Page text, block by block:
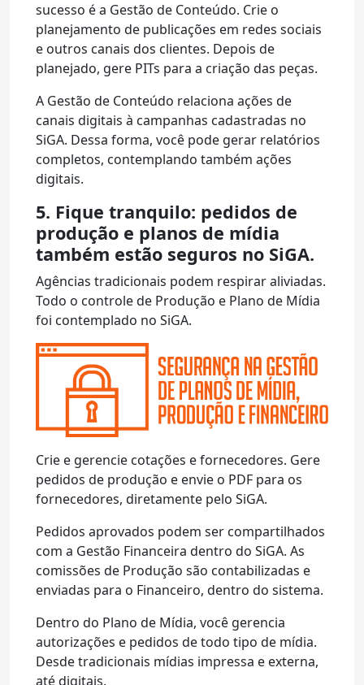
sucesso é a Gestão de Conteúdo. Crie o
planejamento de publicações em redes sociais
e outros canais dos clientes. Depois de
planejado, gere PITs para a criação das peças.
A Gestão de Conteúdo relaciona ações de
canais digitais à campanhas cadastradas no
SiGA. Dessa forma, você pode gerar relatórios
completos, contemplando também ações
digitais.
5. Fique tranquilo: pedidos de
produção e planos de mídia
também estão seguros no SiGA.
Agências tradicionais podem respirar aliviadas.
Todo o controle de Produção e Plano de Mídia
foi contemplado no SiGA.
Crie e gerencie cotações e fornecedores. Gere
pedidos de produção e envie o PDF para os
fornecedores, diretamente pelo SiGA.
Pedidos aprovados podem ser compartilhados
com a Gestão Financeira dentro do SiGA. As
comissões de Produção são contabilizadas e
enviadas para o Financeiro, dentro do sistema.
Dentro do Plano de Mídia, você gerencia
autorizações e pedidos de todo tipo de mídia.
Desde tradicionais mídias impressa e externa,
até digitais.